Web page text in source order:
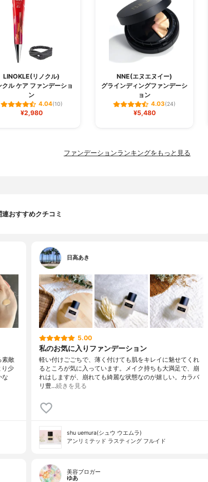
LINOKLE(リノクル)
クル ケア ファンデーショ
ン
4.04(10)
¥2,980
NNE(エヌエヌイー)
グラインディングファンデーシ
ョン
4.03(24)
¥5,480
ファンデーションランキングをもっと見る
連おすすめクチコミ
素敵
り少
な
日高あき
5.00
私のお気に入りファンデーション
軽い付けごごちで、薄く付けても肌をキレイに魅せてくれ
るところが気に入っています。メイク持ちも大満足で、崩
れはしますが、崩れても綺麗な状態なのが嬉しい。カラバ
リ豊…続きを見る
shu uemura(シュウ ウエムラ)
アンリミテッド ラスティング フルイド
美容ブロガー
ゆあ